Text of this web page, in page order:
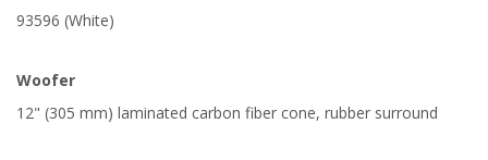
93596 (White)
Woofer
12" (305 mm) laminated carbon fiber cone, rubber surround